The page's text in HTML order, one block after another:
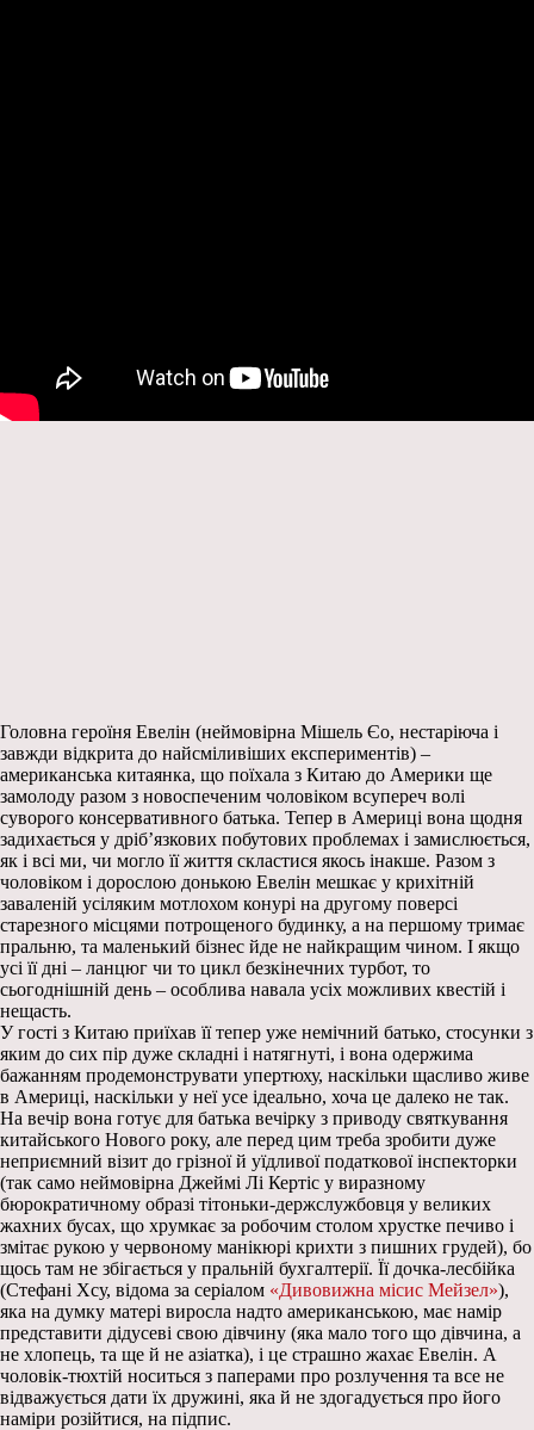
Головна героїня Евелін (неймовірна Мішель Єо, нестаріюча і
завжди відкрита до найсміливіших експериментів) –
американська китаянка, що поїхала з Китаю до Америки ще
замолоду разом з новоспеченим чоловіком всупереч волі
суворого консервативного батька. Тепер в Америці вона щодня
задихається у дріб’язкових побутових проблемах і замислюється,
як і всі ми, чи могло її життя скластися якось інакше. Разом з
чоловіком і дорослою донькою Евелін мешкає у крихітній
заваленій усіляким мотлохом конурі на другому поверсі
старезного місцями потрощеного будинку, а на першому тримає
пральню, та маленький бізнес йде не найкращим чином. І якщо
усі її дні – ланцюг чи то цикл безкінечних турбот, то
сьогоднішній день – особлива навала усіх можливих квестій і
нещасть.
У гості з Китаю приїхав її тепер уже немічний батько, стосунки з
яким до сих пір дуже складні і натягнуті, і вона одержима
бажанням продемонструвати упертюху, наскільки щасливо живе
в Америці, наскільки у неї усе ідеально, хоча це далеко не так.
На вечір вона готує для батька вечірку з приводу святкування
китайського Нового року, але перед цим треба зробити дуже
неприємний візит до грізної й уїдливої податкової інспекторки
(так само неймовірна Джеймі Лі Кертіс у виразному
бюрократичному образі тітоньки-держслужбовця у великих
жахних бусах, що хрумкає за робочим столом хрустке печиво і
змітає рукою у червоному манікюрі крихти з пишних грудей), бо
щось там не збігається у пральній бухгалтерії. Її дочка-лесбійка
(Стефані Хсу, відома за серіалом «Дивовижна місис Мейзел»),
яка на думку матері виросла надто американською, має намір
представити дідусеві свою дівчину (яка мало того що дівчина, а
не хлопець, та ще й не азіатка), і це страшно жахає Евелін. А
чоловік-тюхтій носиться з паперами про розлучення та все не
відважується дати їх дружині, яка й не здогадується про його
наміри розійтися, на підпис.